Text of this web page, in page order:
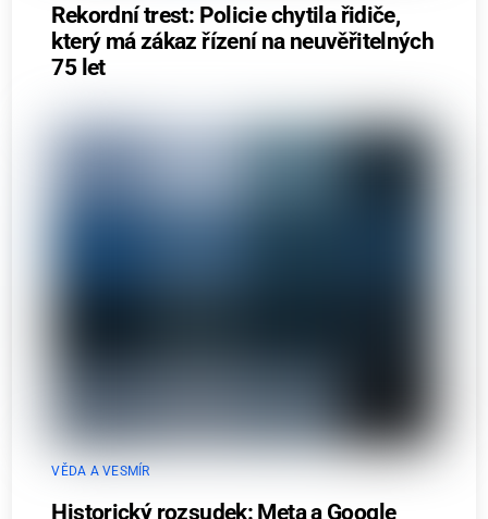
Rekordní trest: Policie chytila řidiče,
který má zákaz řízení na neuvěřitelných
75 let
VĚDA A VESMÍR
Historický rozsudek: Meta a Google